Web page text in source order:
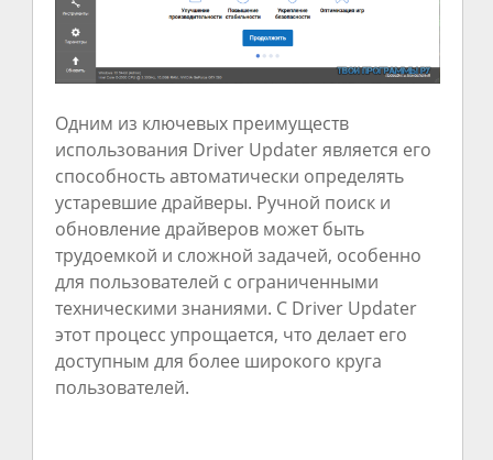
Одним из ключевых преимуществ
использования Driver Updater является его
способность автоматически определять
устаревшие драйверы. Ручной поиск и
обновление драйверов может быть
трудоемкой и сложной задачей, особенно
для пользователей с ограниченными
техническими знаниями. С Driver Updater
этот процесс упрощается, что делает его
доступным для более широкого круга
пользователей.